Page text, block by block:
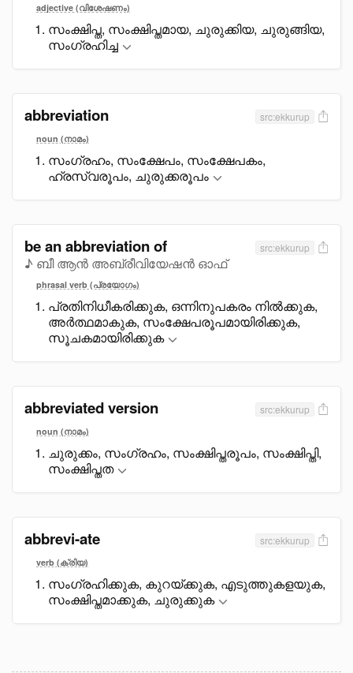
adjective (വിശേഷണം)
സംക്ഷിപ്ത, സംക്ഷിപ്തമായ, ചുരുക്കിയ, ചുരുങ്ങിയ,
സംഗ്രഹിച്ച
abbreviation src:ekkurup
noun (നാമം)
സംഗ്രഹം, സംക്ഷേപം, സംക്ഷേപകം,
ഹ്രസ്വരൂപം, ചുരുക്കരൂപം
be an abbreviation of
♪ ബീ ആൻ അബ്രീവിയേഷൻ ഓഫ്
src:ekkurup
phrasal verb (പ്രയോഗം)
പ്രതിനിധീകരിക്കുക, ഒന്നിനുപകരം നിൽക്കുക,
അർത്ഥമാകുക, സംക്ഷേപരൂപമായിരിക്കുക,
സൂചകമായിരിക്കുക
abbreviated version src:ekkurup
noun (നാമം)
ചുരുക്കം, സംഗ്രഹം, സംക്ഷിപ്തരൂപം, സംക്ഷിപ്തി,
സംക്ഷിപ്തത
abbrevi-ate src:ekkurup
verb (ക്രിയ)
സംഗ്രഹിക്കുക, കുറയ്ക്കുക, എടുത്തുകളയുക,
സംക്ഷിപ്തമാക്കുക, ചുരുക്കുക